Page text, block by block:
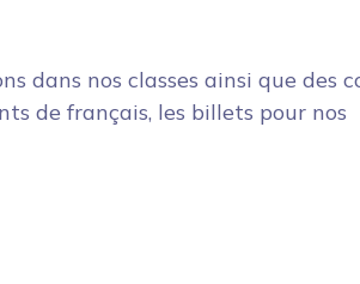
dans nos classes ainsi que des
de français, les billets pour nos